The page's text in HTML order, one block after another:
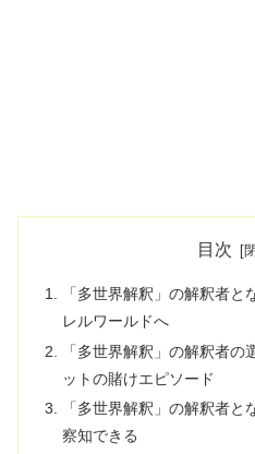
目次
「多世界解釈」の解釈者
レルワールドへ
「多世界解釈」の解釈者
ットの賭けエピソード
「多世界解釈」の解釈者
察知できる